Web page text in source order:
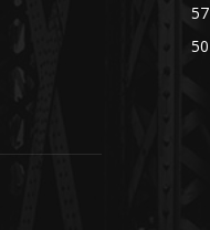
57
50